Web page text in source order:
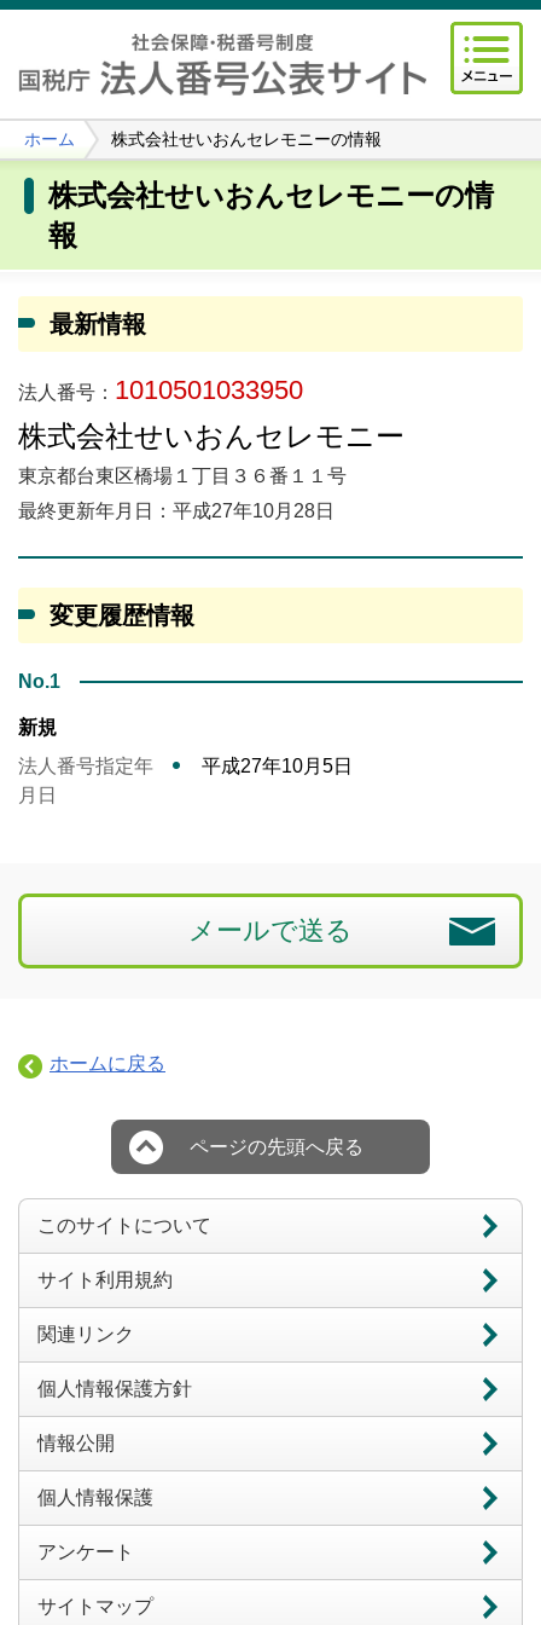
ホーム 株式会社せいおんセレモニーの情報
株式会社せいおんセレモニーの情
報
最新情報
法人番号： 1010501033950
株式会社せいおんセレモニー
東京都台東区橋場１丁目３６番１１号
最終更新年月日：平成27年10月28日
変更履歴情報
No.1
新規
法人番号指定年
月日
平成27年10月5日
メールで送る
ホームに戻る
ページの先頭へ戻る
このサイトについて
サイト利用規約
関連リンク
個人情報保護方針
情報公開
個人情報保護
アンケート
サイトマップ